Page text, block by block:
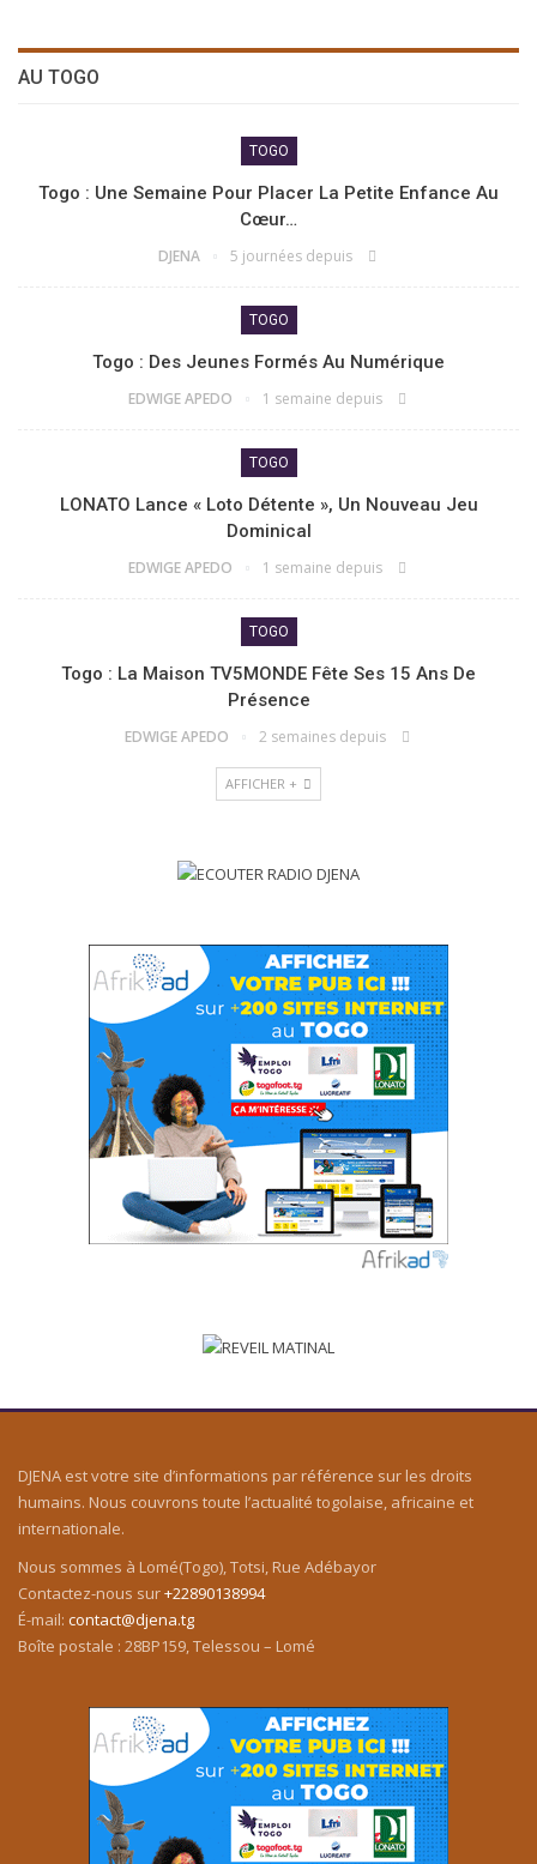
AU TOGO
TOGO
Togo : Une Semaine Pour Placer La Petite Enfance Au
Cœur…
DJENA 5 journées depuis
TOGO
Togo : Des Jeunes Formés Au Numérique
EDWIGE APEDO 1 semaine depuis
TOGO
LONATO Lance « Loto Détente », Un Nouveau Jeu
Dominical
EDWIGE APEDO 1 semaine depuis
TOGO
Togo : La Maison TV5MONDE Fête Ses 15 Ans De
Présence
EDWIGE APEDO 2 semaines depuis
AFFICHER +
DJENA est votre site d’informations par référence sur les droits
humains. Nous couvrons toute l’actualité togolaise, africaine et
internationale.
Nous sommes à Lomé(Togo), Totsi, Rue Adébayor
Contactez-nous sur+22890138994
É-mail: contact@djena.tg
Boîte postale : 28BP159, Telessou – Lomé